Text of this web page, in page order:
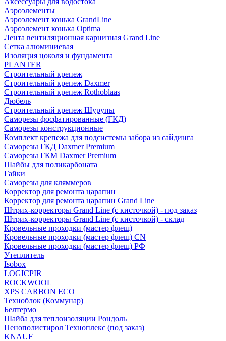
Аэроэлементы
Аэроэлемент конька GrandLine
Аэроэлемент конька Optima
Лента вентиляционная карнизная Grand Line
Сетка алюминиевая
Изоляция цоколя и фундамента
PLANTER
Строительный крепеж
Строительный крепеж Daxmer
Строительный крепеж Rothoblaas
Дюбель
Строительный крепеж Шурупы
Саморeзы фосфатированные (ГКД)
Саморезы конструкционные
Комплект крепежа для подсистемы забора из сайдинга
Саморезы ГКД Daxmer Premium
Саморезы ГКМ Daxmer Premium
Шайбы для поликарбоната
Гайки
Саморезы для кляммеров
Корректор для ремонта царапин
Корректор для ремонта царапин Grand Line
Штрих-корректоры Grand Line (с кисточкой) - под заказ
Штрих-корректоры Grand Line (с кисточкой) - склад
Кровельные проходки (мастер флеш)
Кровельные проходки (мастер флеш) CN
Кровельные проходки (мастер флеш) РФ
Утеплитель
Isobox
LOGICPIR
ROCKWOOL
XPS CARBON ECO
Техноблок (Коммунар)
Белтермо
Шайба для теплоизоляции Рондоль
Пенополистирол Техноплекс (под заказ)
KNАUF